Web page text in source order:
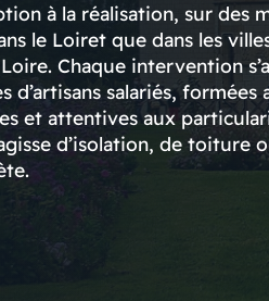
à la réalisation, sur des
le Loiret que dans les
Chaque intervention
d’artisans salariés, formées
et attentives aux
d’isolation, de toiture